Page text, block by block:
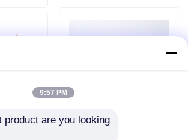
9:57 PM
product are you looking